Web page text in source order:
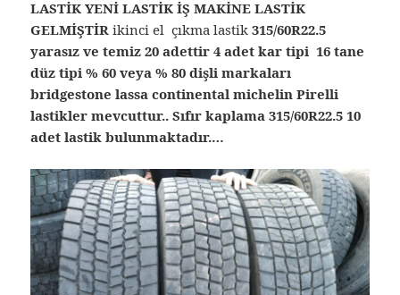
LASTİK YENİ LASTİK İŞ MAKİNE LASTİK
GELMİŞTİRikinci el çıkma lastik315/60R22.5
yarasız ve temiz 20 adettir 4 adet kar tipi 16 tane
düz tipi % 60 veya % 80 dişli markaları
bridgestone lassa continental michelin Pirelli
lastikler mevcuttur.. Sıfır kaplama 315/60R22.5 10
adet lastik bulunmaktadır.…